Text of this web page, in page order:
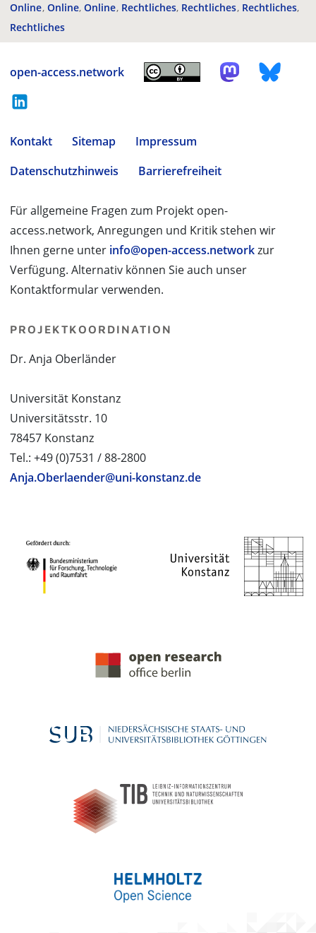
Online Online Online Rechtliches Rechtliches Rechtliches
Rechtliches
open-access.network
Kontakt Sitemap
Impressum
Datenschutzhinweis
Barrierefreiheit
Für allgemeine Fragen zum Projekt open-
access.network, Anregungen und Kritik stehen wir
Ihnen gerne unter info@open-access.networkzur
Verfügung. Alternativ können Sie auch unser
Kontaktformular verwenden.
PROJEKTKOORDINATION
Dr. Anja Oberländer
Universität Konstanz
Universitätsstr. 10
78457 Konstanz
Tel.: +49 (0)7531 / 88-2800
Anja.Oberlaender@uni-konstanz.de